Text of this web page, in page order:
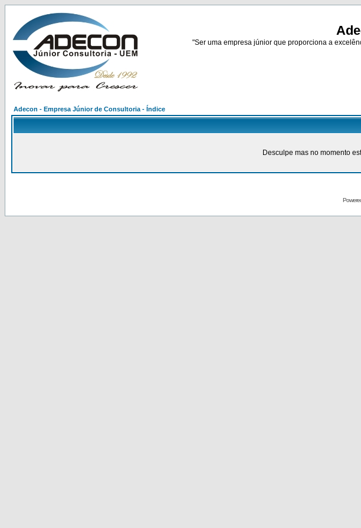
"Ser uma empresa júnior que proporciona a
Adecon - Empresa Júnior de Consultoria - Índice
Desculpe mas no momento